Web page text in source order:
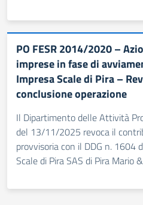
PO FESR 2014/2020 –
imprese in fase di
Impresa Scale di Pira –
conclusione operazione
Il Dipartimento delle Attività
del 13/11/2025 revoca il
provvisoria con il DDG n. 1604
Scale di Pira SAS di Pira Mario